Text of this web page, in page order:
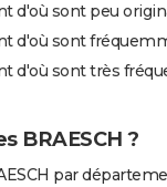
d'où sont peu
d'où sont
d'où sont très
BRAESCH ?
par